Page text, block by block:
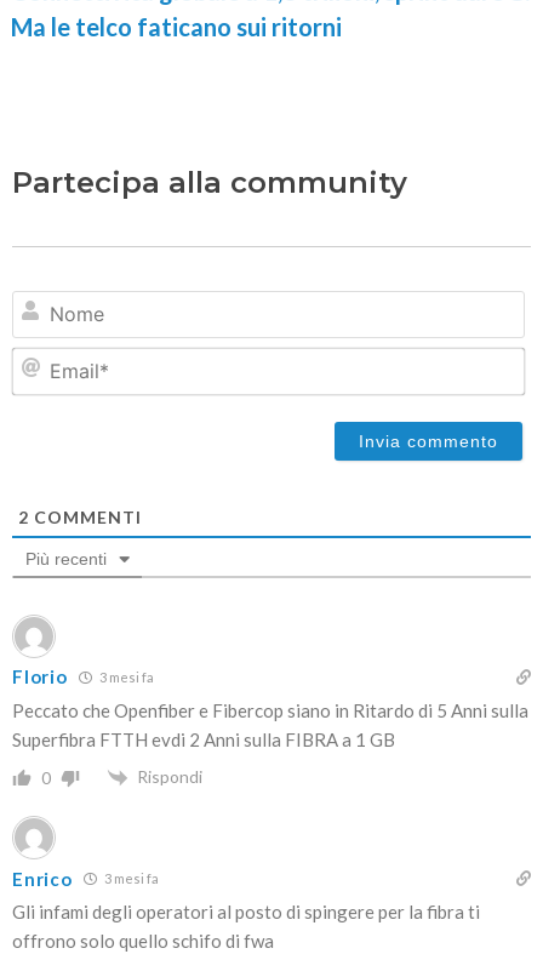
Ma le telco faticano sui ritorni
Partecipa alla community
2 COMMENTI
Più recenti
Florio 3 mesi fa
Peccato che Openfiber e Fibercop siano in Ritardo di 5 Anni sulla
Superfibra FTTH evdi 2 Anni sulla FIBRA a 1 GB
0 Rispondi
Enrico 3 mesi fa
Gli infami degli operatori al posto di spingere per la fibra ti
offrono solo quello schifo di fwa